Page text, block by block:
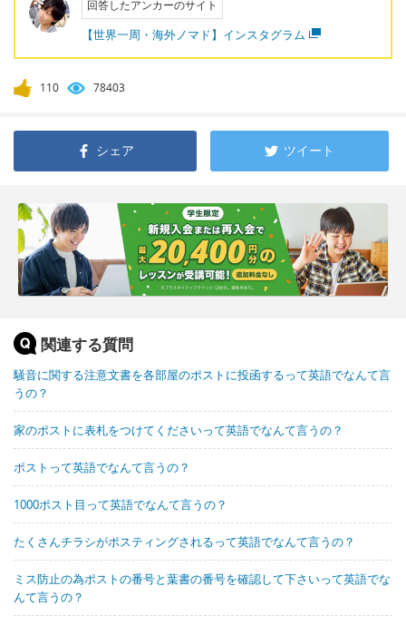
回答したアンカーのサイト
【世界一周・海外ノマド】インスタグラム
110 78403
シェア ツイート
関連する質問
騒音に関する注意文書を各部屋のポストに投函するって英語でなんて言
うの？
家のポストに表札をつけてくださいって英語でなんて言うの？
ポストって英語でなんて言うの？
1000ポスト目って英語でなんて言うの？
たくさんチラシがポスティングされるって英語でなんて言うの？
ミス防止の為ポストの番号と葉書の番号を確認して下さいって英語でな
んて言うの？